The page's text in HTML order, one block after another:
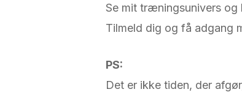
Se mit træningsunivers
Tilmeld dig og få adgang
PS:
Det er ikke tiden, der